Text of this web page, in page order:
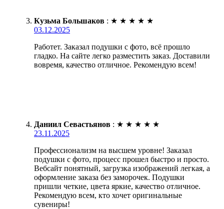
Кузьма Большаков : ★ ★ ★ ★ ★
03.12.2025
Работет. Заказал подушки с фото, всё прошло
гладко. На сайте легко разместить заказ. Доставили
вовремя, качество отличное. Рекомендую всем!
Даниил Севастьянов : ★ ★ ★ ★ ★
23.11.2025
Профессионализм на высшем уровне! Заказал
подушки с фото, процесс прошел быстро и просто.
Вебсайт понятный, загрузка изображений легкая, а
оформление заказа без заморочек. Подушки
пришли четкие, цвета яркие, качество отличное.
Рекомендую всем, кто хочет оригинальные
сувениры!